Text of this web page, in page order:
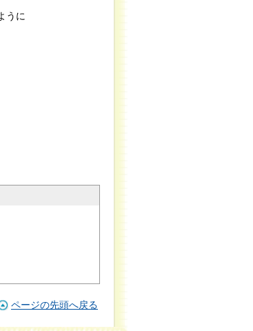
に
ページの先頭へ戻る